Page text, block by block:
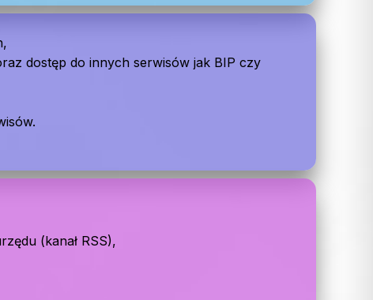
dostęp do innych serwisów jak BIP czy
(kanał RSS),